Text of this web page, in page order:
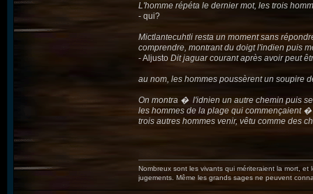
L'homme répéta le dernier mot, les trois
- qui?
Mictlantecuhtli resta un moment sans
comprendre, montrant du doigt l'indien puis
- Aljusto Dit jaguar courant après avoir peut
au nom, les hommes poussèrent un soupire
On montra � l'idnien un autre chemin puis
les hommes de la plage qui commençaient
trois autres hommes venir, vêtu comme des
Nombreux sont les vivants qui mériteraient la mort,
jugements. Même les grands sages ne peuvent